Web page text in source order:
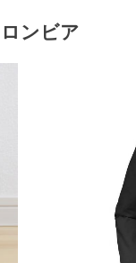
ンビア